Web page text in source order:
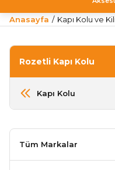
Anasayfa Kapı Kolu ve
Rozetli Kapı Kolu
Kapı Kolu
Tüm Markalar